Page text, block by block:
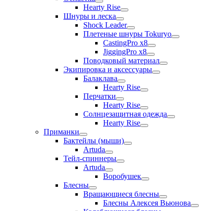
Hearty Rise
Шнуры и леска
Shock Leader
Плетеные шнуры Tokuryo
CastingPro x8
JiggingPro x8
Поводковый материал
Экипировка и аксессуары
Балаклава
Hearty Rise
Перчатки
Hearty Rise
Солнцезащитная одежда
Hearty Rise
Приманки
Бактейлы (мыши)
Artuda
Тейл-спиннеры
Artuda
Воробушек
Блесны
Вращающиеся блесны
Блесны Алексея Вьюнова